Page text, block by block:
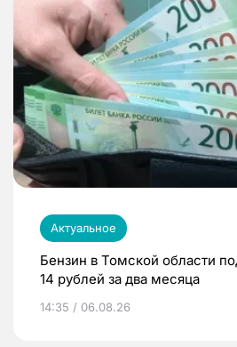
Актуальное
Бензин в Томской области
14 рублей за два месяца
14:35 / 06.08.26